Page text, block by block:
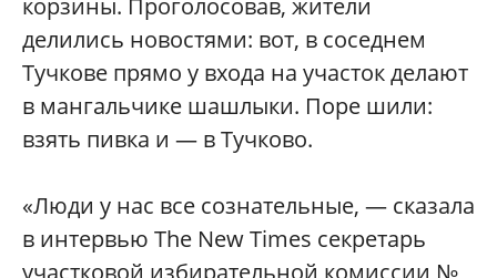
делились новостями: вот, в соседнем
Тучкове прямо у входа на участок делают
в мангальчике шашлыки. Поре шили:
взять пивка и — в Тучково.
«Люди у нас все сознательные, — сказала
в интервью The New Times секретарь
участковой избирательной комиссии №